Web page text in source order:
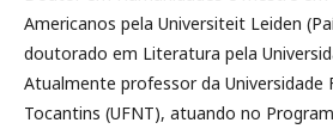
Americanos pela Universiteit Leiden
doutorado em Literatura pela
Atualmente professor da Universidade
Tocantins (UFNT), atuando no